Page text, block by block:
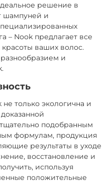
решение в
шампуней и
– Nook предлагает все
ваших волос.
и
только экологична и
подобранным
формулам, продукция
результаты в уходе
восстановление и
используя
положительные